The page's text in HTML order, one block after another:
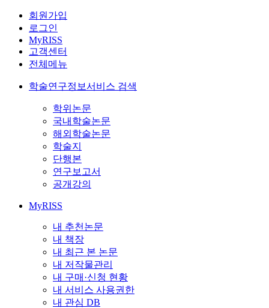
회원가입
로그인
MyRISS
고객센터
전체메뉴
학술연구정보서비스 검색
학위논문
국내학술논문
해외학술논문
학술지
단행본
연구보고서
공개강의
MyRISS
내 추천논문
내 책장
내 최근 본 논문
내 저작물관리
내 구매·신청 현황
내 서비스 사용권한
내 관심 DB